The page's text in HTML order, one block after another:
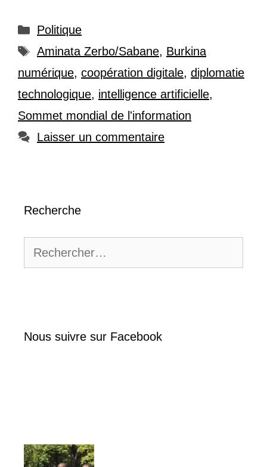
Catégories
Politique
Étiquettes
Aminata Zerbo/Sabane, Burkina
numérique, coopération digitale, diplomatie
technologique, intelligence artificielle,
Sommet mondial de l'information
Laisser un commentaire
Recherche
Nous suivre sur Facebook